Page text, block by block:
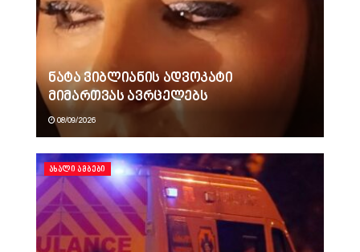
ნატა ვიბლიანის ადვოკატი
მიმართვას ავრცელებს
08/09/2026
ᲐᲮᲐᲚᲘ ᲐᲛᲑᲔᲑᲘ